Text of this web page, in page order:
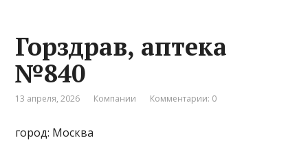
Горздрав, аптека
№840
13 апреля, 2026 Компании Комментарии: 0
город: Москва